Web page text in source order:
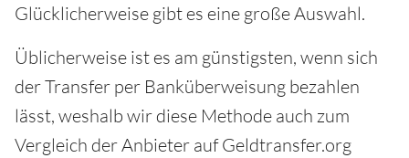
Glücklicherweise gibt es eine große Auswahl.
Üblicherweise ist es am günstigsten, wenn sich
der Transfer per Banküberweisung bezahlen
lässt, weshalb wir diese Methode auch zum
Vergleich der Anbieter auf Geldtransfer.org